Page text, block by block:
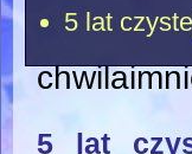
5 lat
5 lat